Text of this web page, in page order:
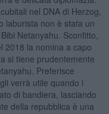
nel DNA di Herzog,
laburista non è stata un
Netanyahu. Sconfitto,
2018 la nomina a capo
si tiene prudentemente
Preferisce
verrà utile quando i
di bandiera, lasciando
della repubblica è una